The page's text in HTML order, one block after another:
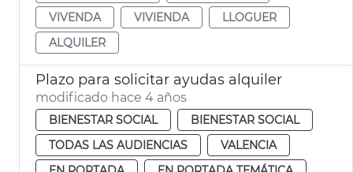
VIVENDA
VIVIENDA
LLOGUER
ALQUILER
Plazo para solicitar ayudas alquiler
modificado hace 4 años
BIENESTAR SOCIAL
BIENESTAR SOCIAL
TODAS LAS AUDIENCIAS
VALENCIA